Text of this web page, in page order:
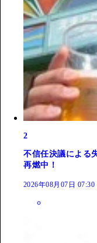
2
不信任決議による
再燃中！
2026年08月07日 07:30